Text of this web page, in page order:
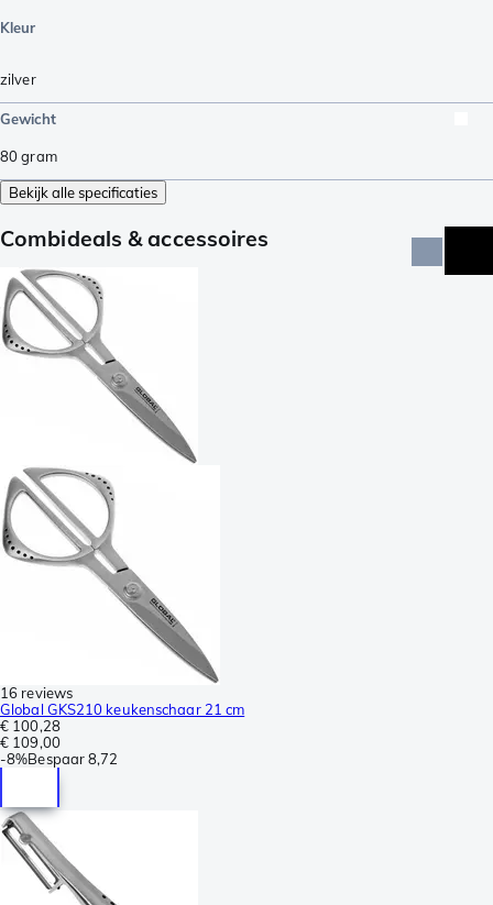
Kleur
zilver
Gewicht
80gram
Bekijk alle specificaties
Combideals & accessoires
16 reviews
Global GKS210 keukenschaar 21 cm
€ 100,28
€ 109,00
-8%Bespaar8,72